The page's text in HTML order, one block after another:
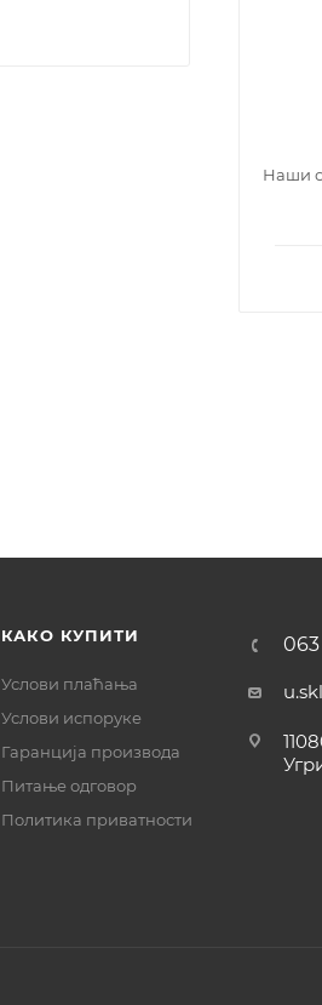
Наши
КАКО КУПИТИ
Услови плаћања
Услови испоруке
Гаранција производа
Питање одговор
Политика приватности
063